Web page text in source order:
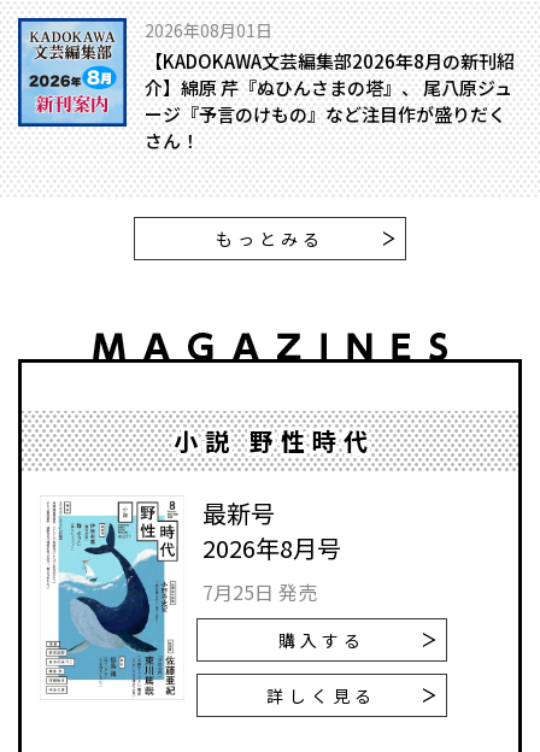
2026年08月01日
【KADOKAWA文芸編集部2026年8月の新刊紹
介】綿原 芹『ぬひんさまの塔』、 尾八原ジュ
ージ『予言のけもの』など注目作が盛りだく
さん！
もっとみる
小説 野性時代
最新号
2026年8月号
7月25日 発売
購入する
詳しく見る